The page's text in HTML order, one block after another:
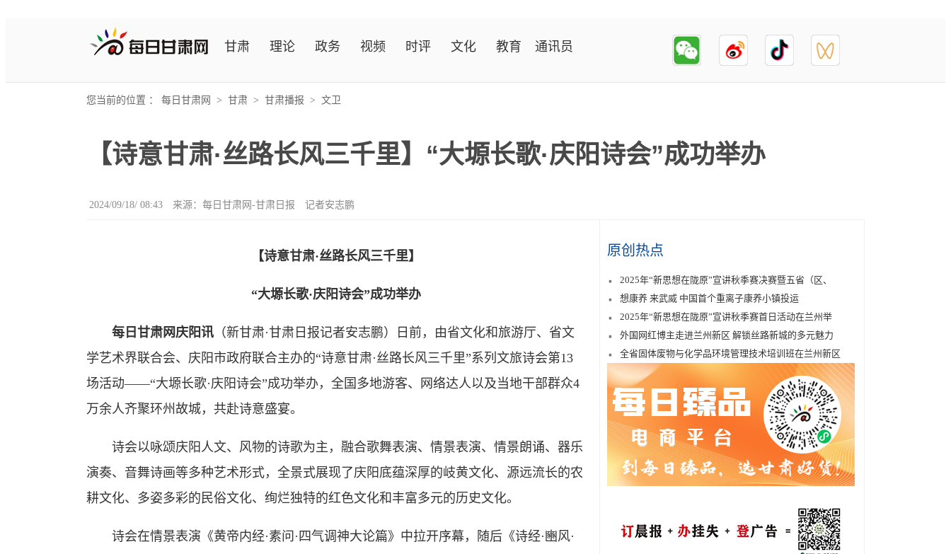
甘肃 理论 政务 视频 时评 文化 教育 通讯员
您当前的位置 ： 每日甘肃网 > 甘肃 > 甘肃播报 > 文卫
【诗意甘肃·丝路长风三千里】“大塬长歌·庆阳诗会”成功举办
2024/09/18/ 08:43 来源：每日甘肃网-甘肃日报 记者安志鹏
【诗意甘肃·丝路长风三千里】
“大塬长歌·庆阳诗会”成功举办
每日甘肃网庆阳讯 （新甘肃·甘肃日报记者安志鹏）日前，由省文化和旅游厅、省文
学艺术界联合会、庆阳市政府联合主办的“诗意甘肃·丝路长风三千里”系列文旅诗会第13
场活动——“大塬长歌·庆阳诗会”成功举办，全国多地游客、网络达人以及当地干部群众4
万余人齐聚环州故城，共赴诗意盛宴。
诗会以咏颂庆阳人文、风物的诗歌为主，融合歌舞表演、情景表演、情景朗诵、器乐
演奏、音舞诗画等多种艺术形式，全景式展现了庆阳底蕴深厚的岐黄文化、源远流长的农
耕文化、多姿多彩的民俗文化、绚烂独特的红色文化和丰富多元的历史文化。
诗会在情景表演《黄帝内经·素问·四气调神大论篇》中拉开序幕，随后《诗经·豳风·
原创热点
2025年“新思想在陇原”宣讲秋季赛决赛暨五省（区、
想康养 来武威 中国首个重离子康养小镇投运
2025年“新思想在陇原”宣讲秋季赛首日活动在兰州举
外国网红博主走进兰州新区 解锁丝路新城的多元魅力
全省固体废物与化学品环境管理技术培训班在兰州新区